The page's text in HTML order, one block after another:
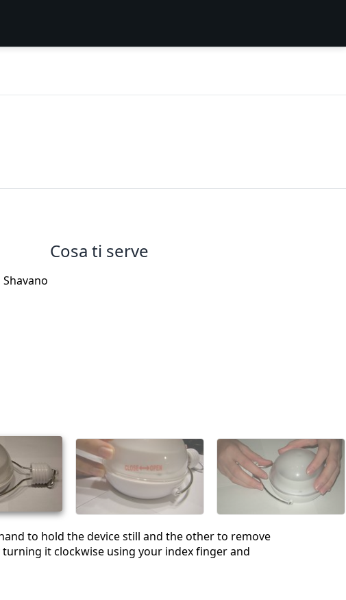
Cosa ti serve
to hold the device still and the other to remove
turning it clockwise using your index finger and